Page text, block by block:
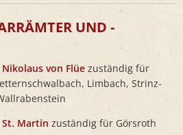
UND -
von Flüezuständig für
Limbach, Strinz-
Martin zuständig für Görsroth